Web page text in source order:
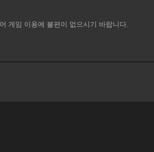
게임 이용에 불편이 없으시기 바랍니다.